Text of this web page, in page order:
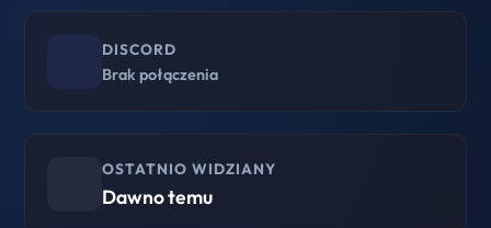
DISCORD
Brak połączenia
OSTATNIO WIDZIANY
Dawno temu